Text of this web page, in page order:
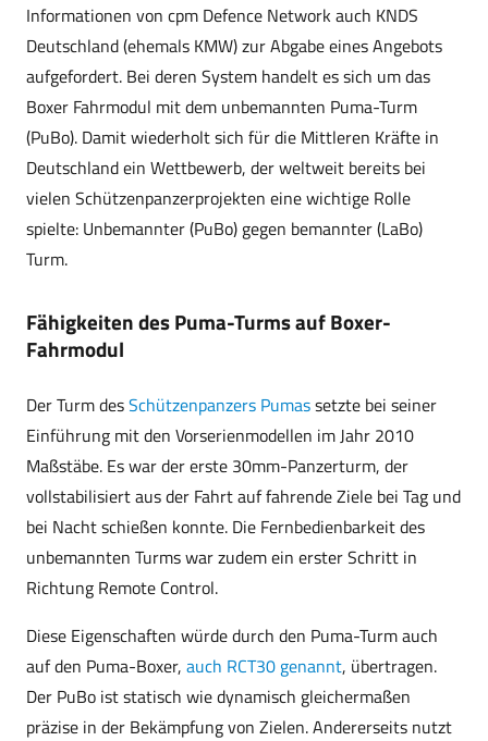
Informationen von cpm Defence Network auch KNDS
Deutschland (ehemals KMW) zur Abgabe eines Angebots
aufgefordert. Bei deren System handelt es sich um das
Boxer Fahrmodul mit dem unbemannten Puma-Turm
(PuBo). Damit wiederholt sich für die Mittleren Kräfte in
Deutschland ein Wettbewerb, der weltweit bereits bei
vielen Schützenpanzerprojekten eine wichtige Rolle
spielte: Unbemannter (PuBo) gegen bemannter (LaBo)
Turm.
Fähigkeiten des Puma-Turms auf Boxer-
Fahrmodul
Der Turm desSchützenpanzers Pumassetzte bei seiner
Einführung mit den Vorserienmodellen im Jahr 2010
Maßstäbe. Es war der erste 30mm-Panzerturm, der
vollstabilisiert aus der Fahrt auf fahrende Ziele bei Tag und
bei Nacht schießen konnte. Die Fernbedienbarkeit des
unbemannten Turms war zudem ein erster Schritt in
Richtung Remote Control.
Diese Eigenschaften würde durch den Puma-Turm auch
auf den Puma-Boxer, auch RCT30 genannt, übertragen.
Der PuBo ist statisch wie dynamisch gleichermaßen
präzise in der Bekämpfung von Zielen. Andererseits nutzt